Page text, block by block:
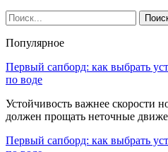
Популярное
Первый сапборд: как выбрать
по воде
Устойчивость важнее скорости
должен прощать неточные
Первый сапборд: как выбрать